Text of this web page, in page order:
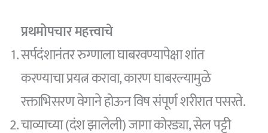
प्रथमोपचार महत्त्वाचे
सर्पदंशानंतर रुग्णाला घाबरवण्यापेक्षा शांत
करण्याचा प्रयत्न करावा, कारण घाबरल्यामुळे
रक्ताभिसरण वेगाने होऊन विष संपूर्ण शरीरात पसरते.
चाव्याच्या (दंश झालेली) जागा कोरड्या, सेल पट्टी